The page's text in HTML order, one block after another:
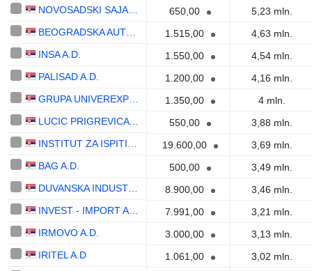
650,00
5,23 mln.
1.515,00
4,63 mln.
INSA A.D.
1.550,00
4,54 mln.
PALISAD A.D.
1.200,00
4,16 mln.
1.350,00
4 mln.
LUCIC PRIGREVICA A.D.
550,00
3,88 mln.
19.600,00
3,69 mln.
BAG A.D.
500,00
3,49 mln.
8.900,00
3,46 mln.
7.991,00
3,21 mln.
IRMOVO A.D.
3.000,00
3,13 mln.
IRITEL A.D
1.061,00
3,02 mln.